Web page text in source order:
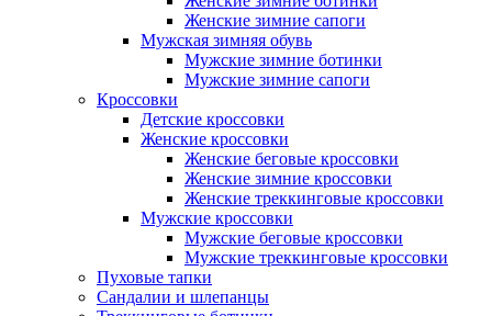
Женские зимние сапоги
Мужская зимняя обувь
Мужские зимние ботинки
Мужские зимние сапоги
Кроссовки
Детские кроссовки
Женские кроссовки
Женские беговые кроссовки
Женские зимние кроссовки
Женские треккинговые кроссовки
Мужские кроссовки
Мужские беговые кроссовки
Мужские треккинговые кроссовки
Пуховые тапки
Сандалии и шлепанцы